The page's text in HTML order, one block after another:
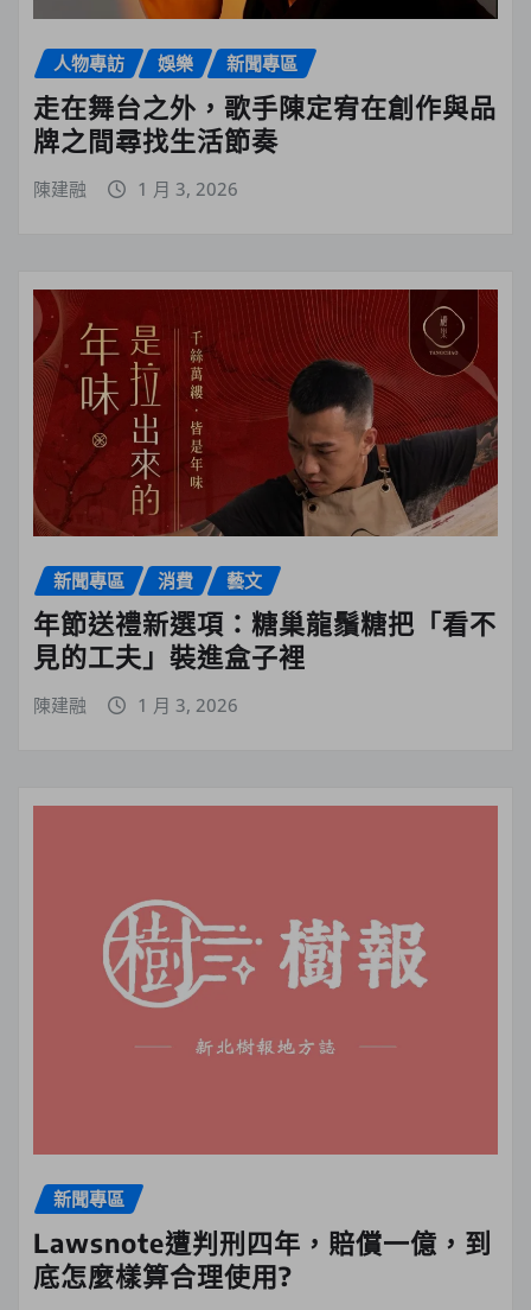
人物專訪 娛樂 新聞專區
走在舞台之外，歌手陳定宥在創作與品
牌之間尋找生活節奏
陳建融 1 月 3, 2026
新聞專區 消費 藝文
年節送禮新選項：糖巢龍鬚糖把「看不
見的工夫」裝進盒子裡
陳建融 1 月 3, 2026
新聞專區
Lawsnote遭判刑四年，賠償一億，到
底怎麼樣算合理使用?